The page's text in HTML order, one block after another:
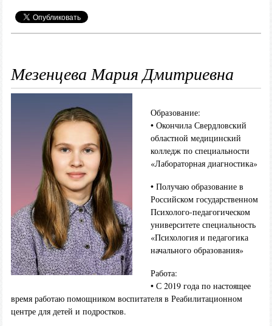
Мезенцева Мария Дмитриевна
Образование:
• Окончила Свердловский
областной медицинский
колледж по специальности
«Лабораторная диагностика»
• Получаю образование в
Российском государственном
Психолого-педагогическом
университете специальность
«Психология и педагогика
начального образования»
Работа:
• С 2019 года по настоящее
время работаю помощником воспитателя в Реабилитационном
центре для детей и подростков.